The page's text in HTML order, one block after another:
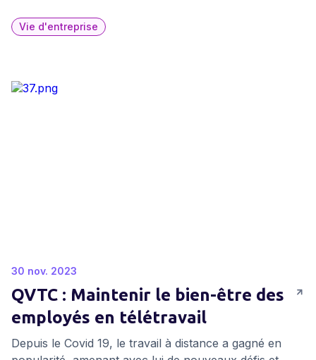
semble être un lointain souvenir, le télétravail et les
L'onboarding digital est la réponse à cette question.
Vie d'entreprise
30 nov. 2023
QVTC : Maintenir le bien-être des
employés en télétravail
Depuis le Covid 19, le travail à distance a gagné en